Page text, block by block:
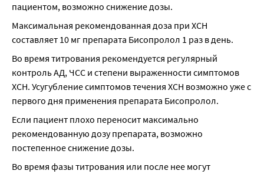
пациентом, возможно снижение дозы.
Максимальная рекомендованная доза при ХСН
составляет 10 мг препарата Бисопролол 1 раз в день.
Во время титрования рекомендуется регулярный
контроль АД, ЧСС и степени выраженности симптомов
ХСН. Усугубление симптомов течения ХСН возможно уже с
первого дня применения препарата Бисопролол.
Если пациент плохо переносит максимально
рекомендованную дозу препарата, возможно
постепенное снижение дозы.
Во время фазы титрования или после нее могут